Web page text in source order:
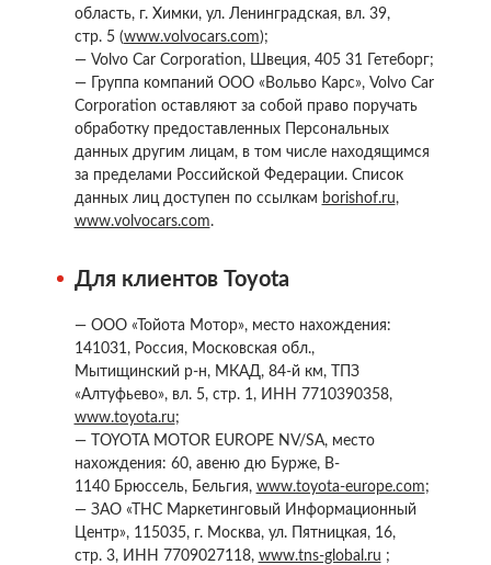
область, г. Химки, ул. Ленинградская, вл. 39,
стр. 5 (www.volvocars.com);
— Volvo Car Corporation, Швеция, 405 31 Гетеборг;
— Группа компаний ООО «Вольво Карс», Volvo Car
Corporation оставляют за собой право поручать
обработку предоставленных Персональных
данных другим лицам, в том числе находящимся
за пределами Российской Федерации. Список
данных лиц доступен по ссылкам borishof.ru,
www.volvocars.com.
Для клиентов Toyota
— ООО «Тойота Мотор», место нахождения:
141031, Россия, Московская обл.,
Мытищинский р-н, МКАД, 84-й км, ТПЗ
«Алтуфьево», вл. 5, стр. 1, ИНН 7710390358,
www.toyota.ru;
— TOYOTA MOTOR EUROPE NV/SA, место
нахождения: 60, авеню дю Бурже, B-
1140 Брюссель, Бельгия, www.toyota-europe.com;
— ЗАО «ТНС Маркетинговый Информационный
Центр», 115035, г. Москва, ул. Пятницкая, 16,
стр. 3, ИНН 7709027118, www.tns-global.ru ;